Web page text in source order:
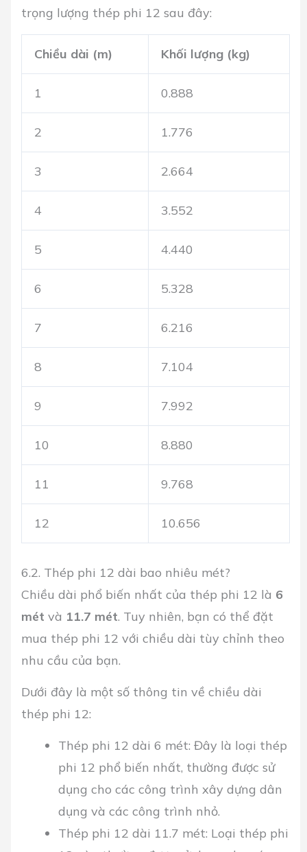
trọng lượng thép phi 12 sau đây:
Chiều dài (m) Khối lượng (kg)
1 0.888
2 1.776
3 2.664
4 3.552
5 4.440
6 5.328
7 6.216
8 7.104
9 7.992
10 8.880
11 9.768
12 10.656
6.2. Thép phi 12 dài bao nhiêu mét?
Chiều dài phổ biến nhất của thép phi 12 là 6
mét và 11.7 mét. Tuy nhiên, bạn có thể đặt
mua thép phi 12 với chiều dài tùy chỉnh theo
nhu cầu của bạn.
Dưới đây là một số thông tin về chiều dài
thép phi 12:
Thép phi 12 dài 6 mét: Đây là loại thép
phi 12 phổ biến nhất, thường được sử
dụng cho các công trình xây dựng dân
dụng và các công trình nhỏ.
Thép phi 12 dài 11.7 mét: Loại thép phi